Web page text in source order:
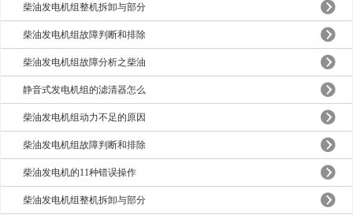
柴油发电机组整机拆卸与部分
柴油发电机组故障判断和排除
柴油发电机组故障分析之柴油
静音式发电机组的滤清器怎么
柴油发电机组动力不足的原因
柴油发电机组故障判断和排除
柴油发电机的11种错误操作
柴油发电机组整机拆卸与部分